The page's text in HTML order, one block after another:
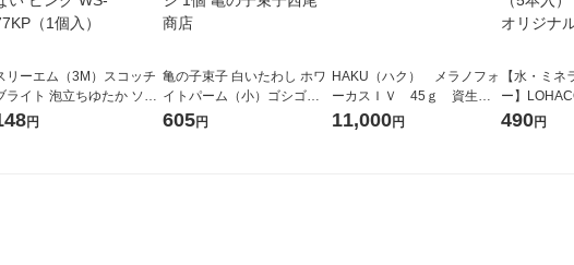
リーエム（3M）スコッチ
ライト 泡立ちゆたか ソフ
スポンジ 抗菌 キッチン キ
円
亀の子束子 白いたわし ホワ
イトパーム（小）ゴシゴシ
しっかり洗える ベーグル型
605円
HAKU（ハク） メラノフォ
ーカスＩＶ 45ｇ 資生
堂 おまけ付き
11,000円
【水・ミネ
ー】
コウォータ
490円